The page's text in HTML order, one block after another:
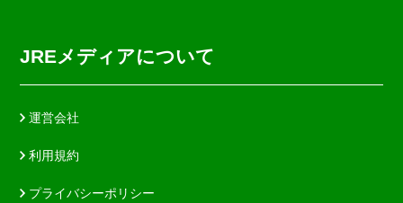
JREメディアについて
運営会社
利用規約
プライバシーポリシー